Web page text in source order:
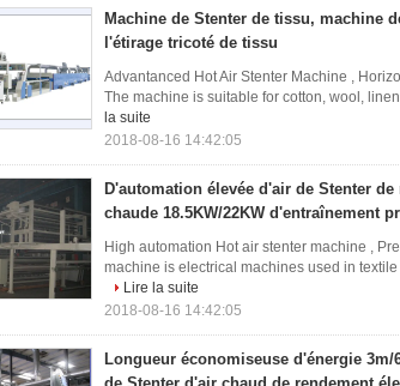
Machine de Stenter de tissu, machine
l'étirage tricoté de tissu
Advantanced Hot Air Stenter Machine ,
The machine is suitable for cotton, wool,
la suite
2018-08-16 14:42:05
D'automation élevée d'air de Stenter
chaude 18.5KW/22KW d'entraînement
High automation Hot air stenter machine ,
machine is electrical machines used in
Lire la suite
2018-08-16 14:42:05
Longueur économiseuse d'énergie